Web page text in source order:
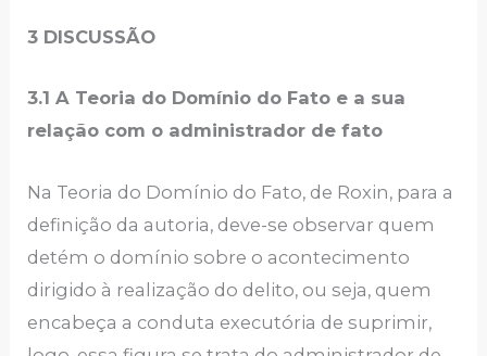
3 DISCUSSÃO
3.1 A Teoria do Domínio do Fato e a sua
relação com o administrador de fato
Na Teoria do Domínio do Fato, de Roxin, para a
definição da autoria, deve-se observar quem
detém o domínio sobre o acontecimento
dirigido à realização do delito, ou seja, quem
encabeça a conduta executória de suprimir,